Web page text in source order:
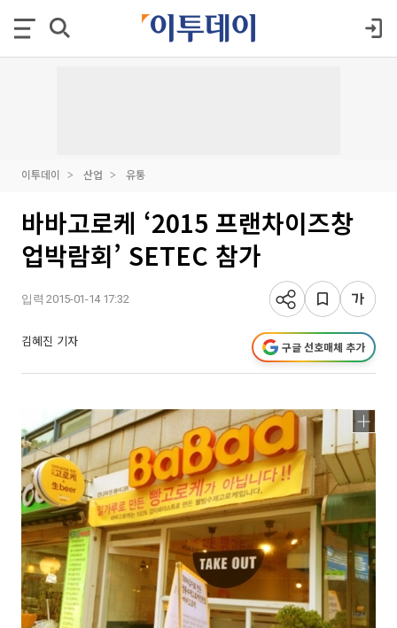
이투데이 산업 유통
바바고로케 ‘2015 프랜차이즈창
업박람회’ SETEC 참가
입력 2015-01-14 17:32
김혜진 기자 구글 선호매체 추가